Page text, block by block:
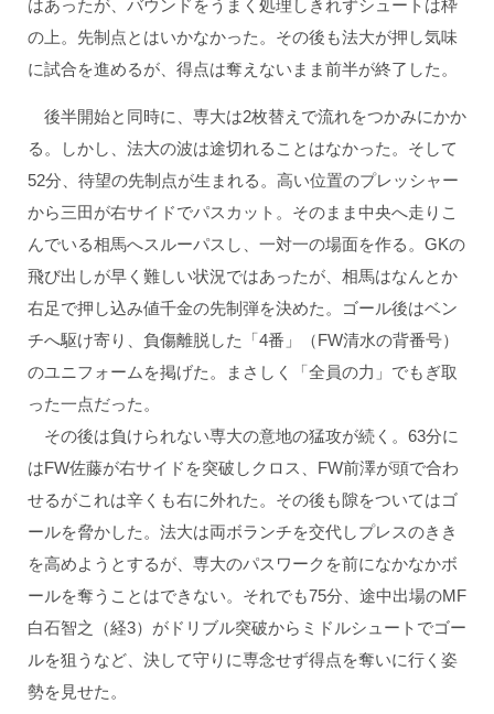
はあったが、バウンドをうまく処理しきれずシュートは枠
の上。先制点とはいかなかった。その後も法大が押し気味
に試合を進めるが、得点は奪えないまま前半が終了した。
後半開始と同時に、専大は2枚替えで流れをつかみにかか
る。しかし、法大の波は途切れることはなかった。そして
52分、待望の先制点が生まれる。高い位置のプレッシャー
から三田が右サイドでパスカット。そのまま中央へ走りこ
んでいる相馬へスルーパスし、一対一の場面を作る。GKの
飛び出しが早く難しい状況ではあったが、相馬はなんとか
右足で押し込み値千金の先制弾を決めた。ゴール後はベン
チへ駆け寄り、負傷離脱した「4番」（FW清水の背番号）
のユニフォームを掲げた。まさしく「全員の力」でもぎ取
った一点だった。
その後は負けられない専大の意地の猛攻が続く。63分に
はFW佐藤が右サイドを突破しクロス、FW前澤が頭で合わ
せるがこれは辛くも右に外れた。その後も隙をついてはゴ
ールを脅かした。法大は両ボランチを交代しプレスのきき
を高めようとするが、専大のパスワークを前になかなかボ
ールを奪うことはできない。それでも75分、途中出場のMF
白石智之（経3）がドリブル突破からミドルシュートでゴー
ルを狙うなど、決して守りに専念せず得点を奪いに行く姿
勢を見せた。